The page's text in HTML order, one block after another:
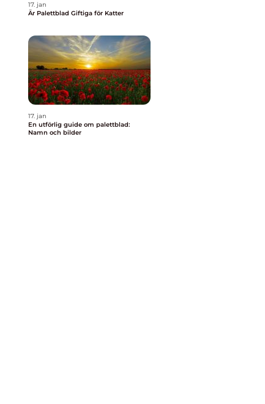
17. jan
Är Palettblad Giftiga för Katter
17. jan
En utförlig guide om palettblad:
Namn och bilder